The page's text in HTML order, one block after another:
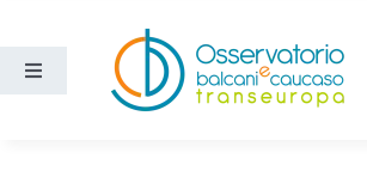
contenuto
Toggle